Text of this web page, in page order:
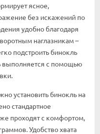
ясное,
без искажений по
удобно благодаря
наглазникам –
подстроить бинокль
выполняется с помощью
установить бинокль на
стандартное
проходят с комфортом,
Удобство хвата